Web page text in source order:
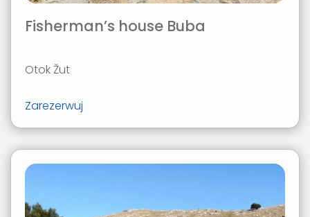
Fisherman’s house Buba
Otok Žut
Zarezerwuj